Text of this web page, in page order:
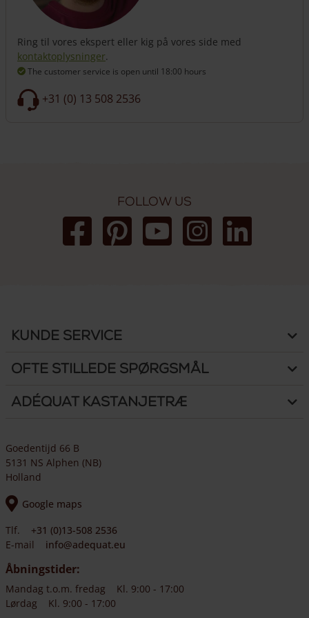
Ring til vores ekspert eller kig på vores side med
kontaktoplysninger.
The customer service is open until 18:00 hours
+31 (0) 13 508 2536
Follow us
Kunde Service
Ofte stillede spørgsmål
Adéquat Kastanjetræ
Goedentijd 66 B
5131 NS Alphen (NB)
Holland
Google maps
Tlf.
+31 (0)13-508 2536
E-mail
info@adequat.eu
Åbningstider:
Mandag t.o.m. fredag
Kl. 9:00 - 17:00
Lørdag
Kl. 9:00 - 17:00